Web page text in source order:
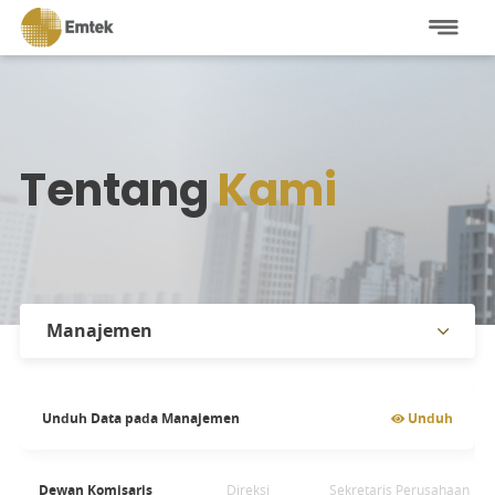
TentangKami
Manajemen
Manajemen
Unduh Data pada Manajemen Unduh
Dewan Komisaris Direksi Sekretaris Perusahaan